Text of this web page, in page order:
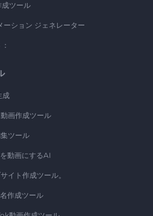
成ツール
ーション ジェネレーター
成
画作成ツール
ツール
動画にするAI
イト作成ツール。
作成ツール